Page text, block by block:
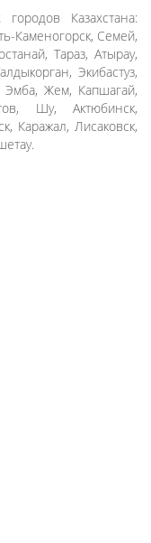
Казахстана:
Каменогорск, Семей,
Тараз, Атырау,
Экибастуз,
Эмба, Жем, Капшагай,
Шу, Актюбинск,
Каражал, Лисаковск,